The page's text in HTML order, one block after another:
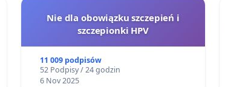
Nie dla obowiązku szczepień i
szczepionki HPV
11 009 podpisów
52 Podpisy / 24 godzin
6 Nov 2025